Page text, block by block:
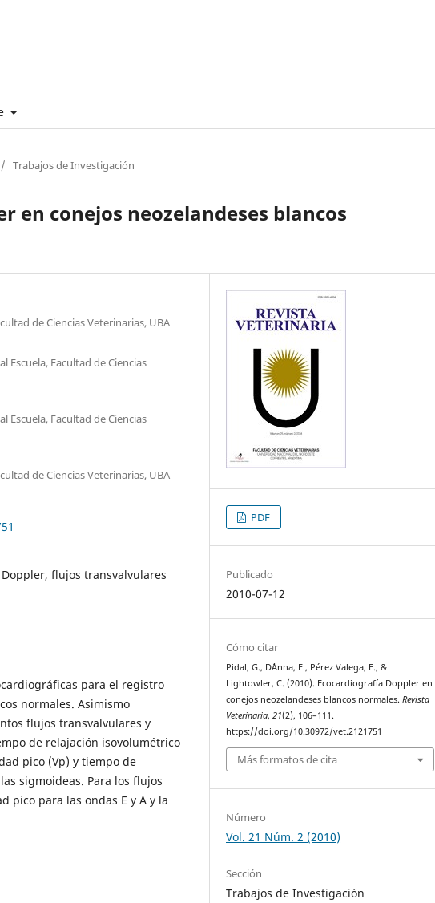
/ Trabajos de Investigación
en conejos neozelandeses blancos
de Ciencias Veterinarias, UBA
Facultad de Ciencias
Facultad de Ciencias
de Ciencias Veterinarias, UBA
flujos transvalvulares
para el registro
normales. Asimismo
flujos transvalvulares y
de relajación isovolumétrico
pico (Vp) y tiempo de
sigmoideas. Para los flujos
pico para las ondas E y A y la
PDF
Publicado
2010-07-12
Cómo citar
Pidal, G., D´Anna, E., Pérez Valega, E., &
Lightowler, C. (2010). Ecocardiografía Doppler en
conejos neozelandeses blancos normales.Revista
Veterinaria,21(2), 106–111.
https://doi.org/10.30972/vet.2121751
Más formatos de cita
Número
Vol. 21 Núm. 2 (2010)
Sección
Trabajos de Investigación